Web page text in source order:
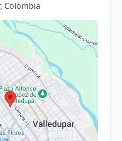
Colombia